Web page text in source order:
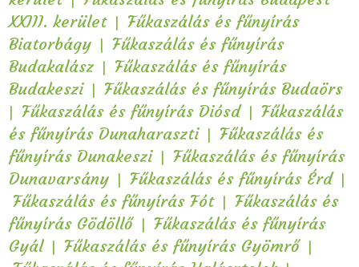
XXIII. kerület | Fűkaszálás és fűnyírás
Biatorbágy | Fűkaszálás és fűnyírás
Budakalász | Fűkaszálás és fűnyírás
Budakeszi | Fűkaszálás és fűnyírás Budaörs
| Fűkaszálás és fűnyírás Diósd | Fűkaszálás
és fűnyírás Dunaharaszti | Fűkaszálás és
fűnyírás Dunakeszi | Fűkaszálás és fűnyírás
Dunavarsány | Fűkaszálás és fűnyírás Érd |
Fűkaszálás és fűnyírás Fót | Fűkaszálás és
fűnyírás Gödöllő | Fűkaszálás és fűnyírás
Gyál | Fűkaszálás és fűnyírás Gyömrő |